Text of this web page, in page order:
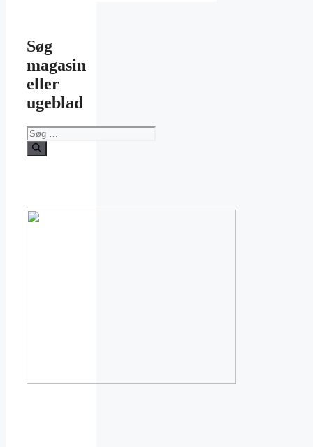
Søg
magasin
eller
ugeblad
Søg
efter: